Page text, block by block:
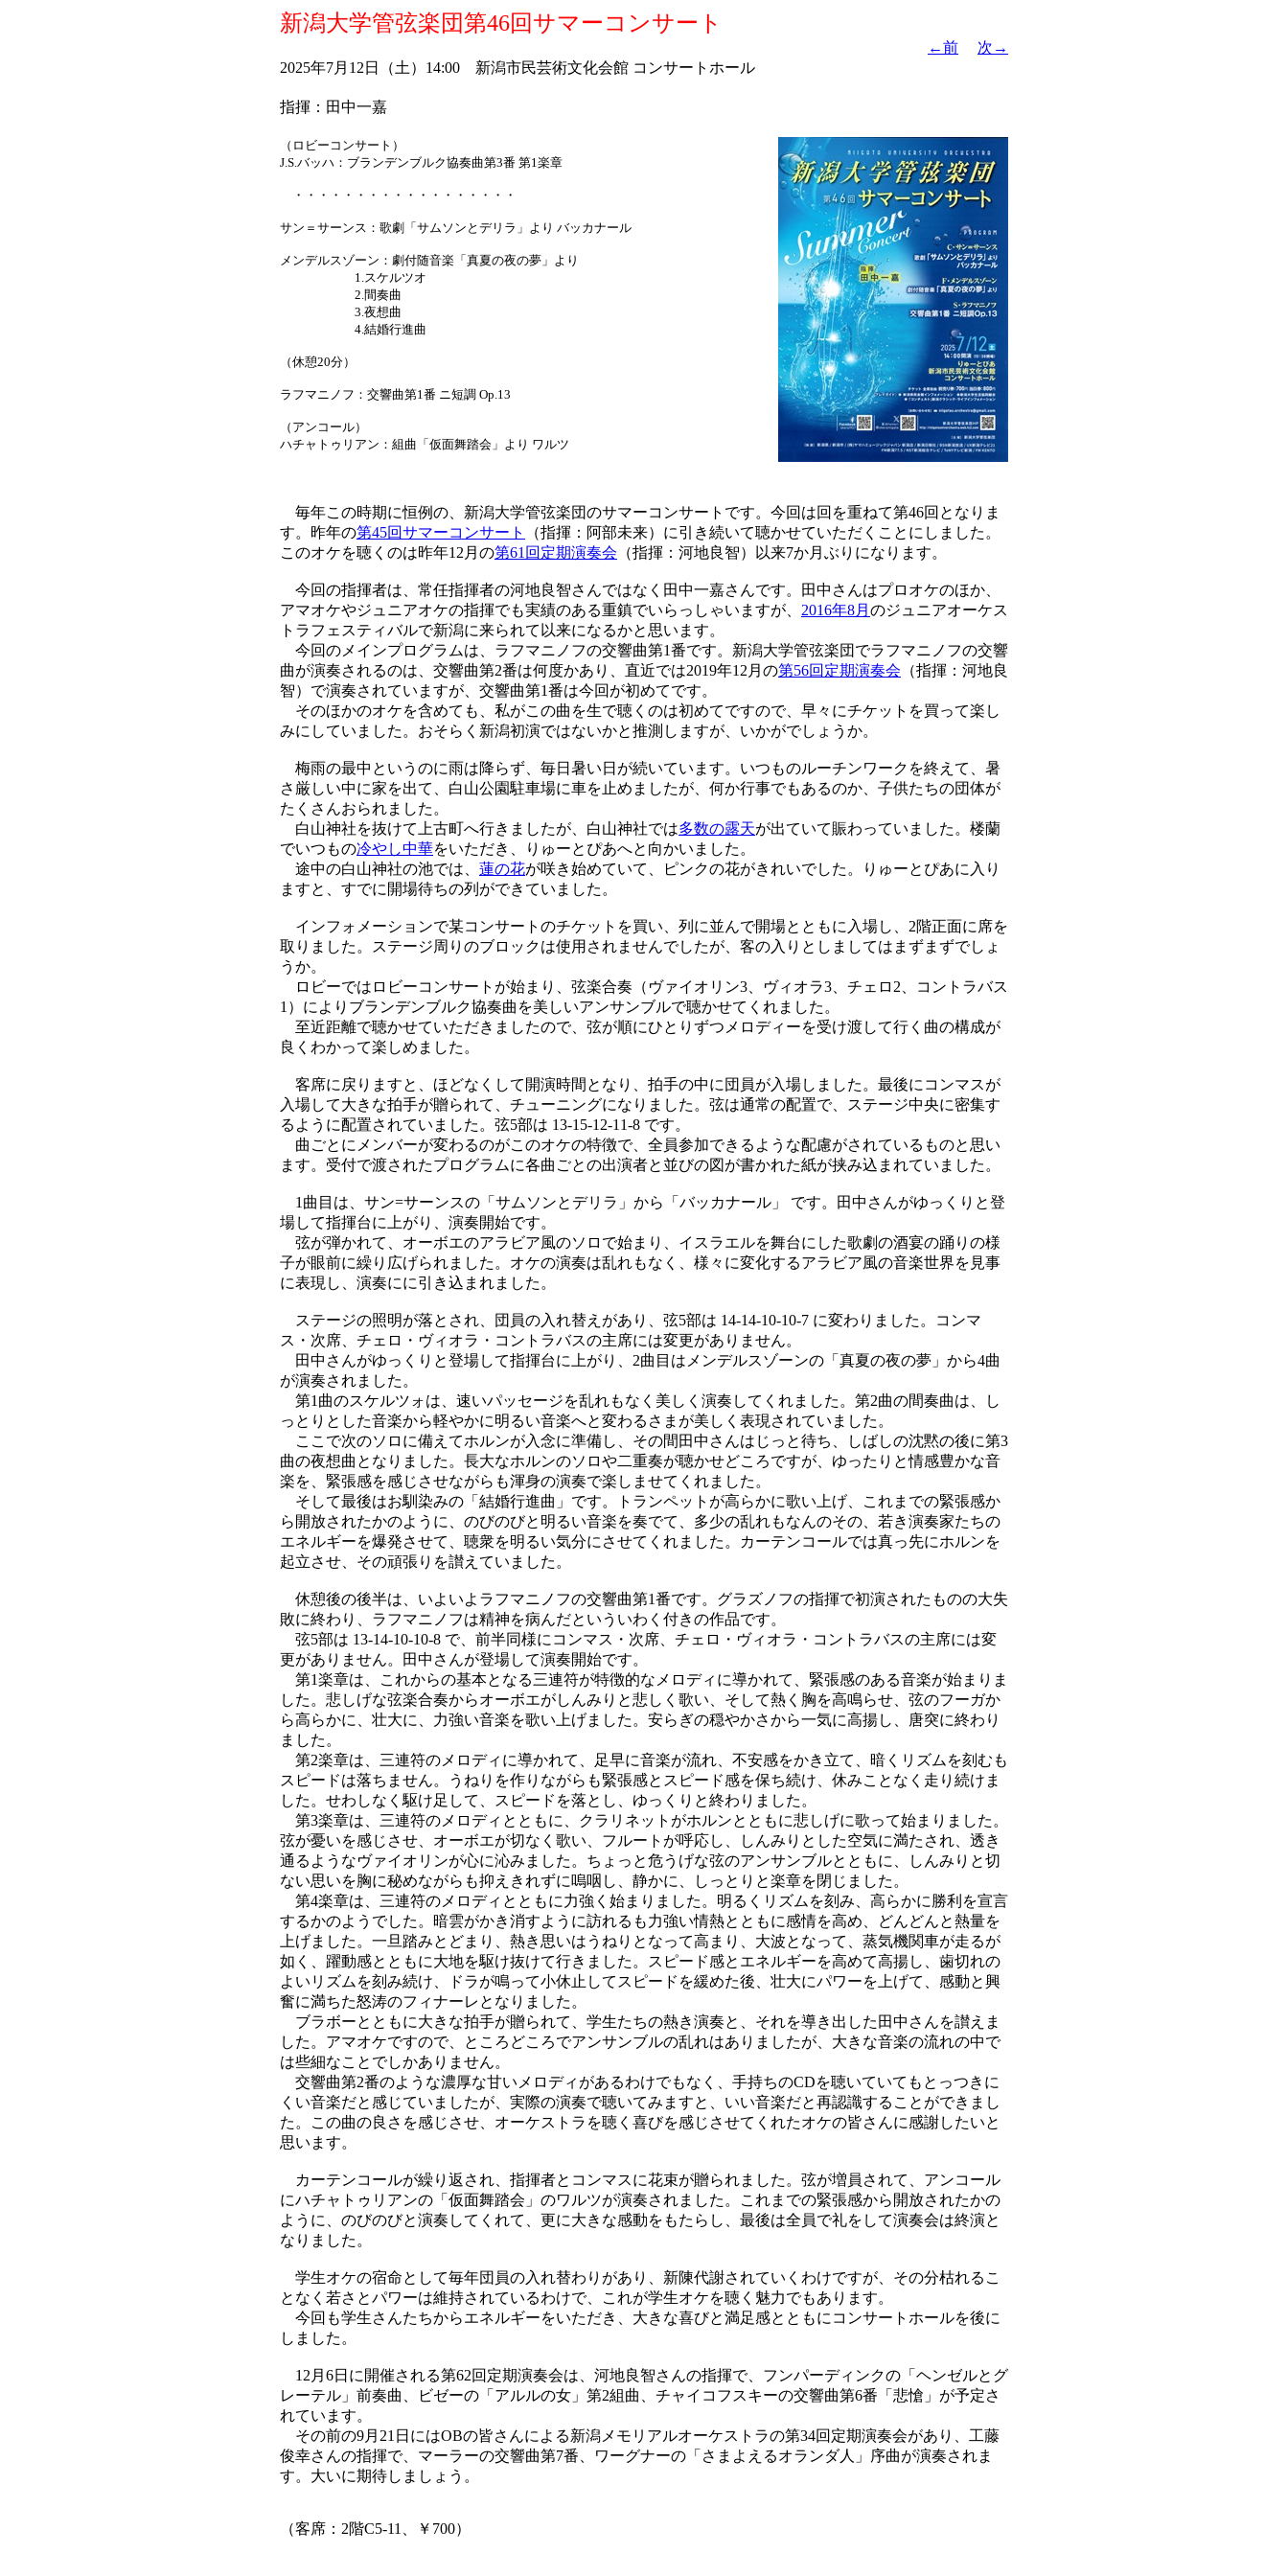
新潟大学管弦楽団第46回サマーコンサート
←前
次→
2025年7月12日（土）14:00 新潟市民芸術文化会館 コンサートホール
指揮：田中一嘉
（ロビーコンサート）
J.S.バッハ：ブランデンブルク協奏曲第3番 第1楽章
・・・・・・・・・・・・・・・・・・
サン＝サーンス：歌劇「サムソンとデリラ」より バッカナール
メンデルスゾーン：劇付随音楽「真夏の夜の夢」より
1.スケルツオ
2.間奏曲
3.夜想曲
4.結婚行進曲
（休憩20分）
ラフマニノフ：交響曲第1番 ニ短調 Op.13
（アンコール）
ハチャトゥリアン：組曲「仮面舞踏会」より ワルツ
毎年この時期に恒例の、新潟大学管弦楽団のサマーコンサートです。今回は回を重ねて第46回となりま
す。昨年の第45回サマーコンサート
（指揮：阿部未来）に引き続いて聴かせていただくことにしました。
このオケを聴くのは昨年12月の第61回定期演奏会 （指揮：河地良智）以来7か月ぶりになります。
今回の指揮者は、常任指揮者の河地良智さんではなく田中一嘉さんです。田中さんはプロオケのほか、
アマオケやジュニアオケの指揮でも実績のある重鎮でいらっしゃいますが、 2016年8月 のジュニアオーケス
トラフェスティバルで新潟に来られて以来になるかと思います。
今回のメインプログラムは、ラフマニノフの交響曲第1番です。新潟大学管弦楽団でラフマニノフの交響
曲が演奏されるのは、交響曲第2番は何度かあり、直近では2019年12月の第56回定期演奏会 （指揮：河地良
智）で演奏されていますが、交響曲第1番は今回が初めてです。
そのほかのオケを含めても、私がこの曲を生で聴くのは初めてですので、早々にチケットを買って楽し
みにしていました。おそらく新潟初演ではないかと推測しますが、いかがでしょうか。
梅雨の最中というのに雨は降らず、毎日暑い日が続いています。いつものルーチンワークを終えて、暑
さ厳しい中に家を出て、白山公園駐車場に車を止めましたが、何か行事でもあるのか、子供たちの団体が
たくさんおられました。
白山神社を抜けて上古町へ行きましたが、白山神社では多数の露天が出ていて賑わっていました。楼蘭
でいつもの冷やし中華をいただき、りゅーとぴあへと向かいました。
途中の白山神社の池では、 蓮の花が咲き始めていて、ピンクの花がきれいでした。りゅーとぴあに入り
ますと、すでに開場待ちの列ができていました。
インフォメーションで某コンサートのチケットを買い、列に並んで開場とともに入場し、2階正面に席を
取りました。ステージ周りのブロックは使用されませんでしたが、客の入りとしましてはまずまずでしょ
うか。
ロビーではロビーコンサートが始まり、弦楽合奏（ヴァイオリン3、ヴィオラ3、チェロ2、コントラバス
1）によりブランデンブルク協奏曲を美しいアンサンブルで聴かせてくれました。
至近距離で聴かせていただきましたので、弦が順にひとりずつメロディーを受け渡して行く曲の構成が
良くわかって楽しめました。
客席に戻りますと、ほどなくして開演時間となり、拍手の中に団員が入場しました。最後にコンマスが
入場して大きな拍手が贈られて、チューニングになりました。弦は通常の配置で、ステージ中央に密集す
るように配置されていました。弦5部は 13-15-12-11-8 です。
曲ごとにメンバーが変わるのがこのオケの特徴で、全員参加できるような配慮がされているものと思い
ます。受付で渡されたプログラムに各曲ごとの出演者と並びの図が書かれた紙が挟み込まれていました。
1曲目は、サン=サーンスの「サムソンとデリラ」から「バッカナール」 です。田中さんがゆっくりと登
場して指揮台に上がり、演奏開始です。
弦が弾かれて、オーボエのアラビア風のソロで始まり、イスラエルを舞台にした歌劇の酒宴の踊りの様
子が眼前に繰り広げられました。オケの演奏は乱れもなく、様々に変化するアラビア風の音楽世界を見事
に表現し、演奏にに引き込まれました。
ステージの照明が落とされ、団員の入れ替えがあり、弦5部は 14-14-10-10-7 に変わりました。コンマ
ス・次席、チェロ・ヴィオラ・コントラバスの主席には変更がありません。
田中さんがゆっくりと登場して指揮台に上がり、2曲目はメンデルスゾーンの「真夏の夜の夢」から4曲
が演奏されました。
第1曲のスケルツォは、速いパッセージを乱れもなく美しく演奏してくれました。第2曲の間奏曲は、し
っとりとした音楽から軽やかに明るい音楽へと変わるさまが美しく表現されていました。
ここで次のソロに備えてホルンが入念に準備し、その間田中さんはじっと待ち、しばしの沈黙の後に第3
曲の夜想曲となりました。長大なホルンのソロや二重奏が聴かせどころですが、ゆったりと情感豊かな音
楽を、緊張感を感じさせながらも渾身の演奏で楽しませてくれました。
そして最後はお馴染みの「結婚行進曲」です。トランペットが高らかに歌い上げ、これまでの緊張感か
ら開放されたかのように、のびのびと明るい音楽を奏でて、多少の乱れもなんのその、若き演奏家たちの
エネルギーを爆発させて、聴衆を明るい気分にさせてくれました。カーテンコールでは真っ先にホルンを
起立させ、その頑張りを讃えていました。
休憩後の後半は、いよいよラフマニノフの交響曲第1番です。グラズノフの指揮で初演されたものの大失
敗に終わり、ラフマニノフは精神を病んだといういわく付きの作品です。
弦5部は 13-14-10-10-8 で、前半同様にコンマス・次席、チェロ・ヴィオラ・コントラバスの主席には変
更がありません。田中さんが登場して演奏開始です。
第1楽章は、これからの基本となる三連符が特徴的なメロディに導かれて、緊張感のある音楽が始まりま
した。悲しげな弦楽合奏からオーボエがしんみりと悲しく歌い、そして熱く胸を高鳴らせ、弦のフーガか
ら高らかに、壮大に、力強い音楽を歌い上げました。安らぎの穏やかさから一気に高揚し、唐突に終わり
ました。
第2楽章は、三連符のメロディに導かれて、足早に音楽が流れ、不安感をかき立て、暗くリズムを刻むも
スピードは落ちません。うねりを作りながらも緊張感とスピード感を保ち続け、休みことなく走り続けま
した。せわしなく駆け足して、スピードを落とし、ゆっくりと終わりました。
第3楽章は、三連符のメロディとともに、クラリネットがホルンとともに悲しげに歌って始まりました。
弦が憂いを感じさせ、オーボエが切なく歌い、フルートが呼応し、しんみりとした空気に満たされ、透き
通るようなヴァイオリンが心に沁みました。ちょっと危うげな弦のアンサンブルとともに、しんみりと切
ない思いを胸に秘めながらも抑えきれずに嗚咽し、静かに、しっとりと楽章を閉じました。
第4楽章は、三連符のメロディとともに力強く始まりました。明るくリズムを刻み、高らかに勝利を宣言
するかのようでした。暗雲がかき消すように訪れるも力強い情熱とともに感情を高め、どんどんと熱量を
上げました。一旦踏みとどまり、熱き思いはうねりとなって高まり、大波となって、蒸気機関車が走るが
如く、躍動感とともに大地を駆け抜けて行きました。スピード感とエネルギーを高めて高揚し、歯切れの
よいリズムを刻み続け、ドラが鳴って小休止してスピードを緩めた後、壮大にパワーを上げて、感動と興
奮に満ちた怒涛のフィナーレとなりました。
ブラボーとともに大きな拍手が贈られて、学生たちの熱き演奏と、それを導き出した田中さんを讃えま
した。アマオケですので、ところどころでアンサンブルの乱れはありましたが、大きな音楽の流れの中で
は些細なことでしかありません。
交響曲第2番のような濃厚な甘いメロディがあるわけでもなく、手持ちのCDを聴いていてもとっつきに
くい音楽だと感じていましたが、実際の演奏で聴いてみますと、いい音楽だと再認識することができまし
た。この曲の良さを感じさせ、オーケストラを聴く喜びを感じさせてくれたオケの皆さんに感謝したいと
思います。
カーテンコールが繰り返され、指揮者とコンマスに花束が贈られました。弦が増員されて、アンコール
にハチャトゥリアンの「仮面舞踏会」のワルツが演奏されました。これまでの緊張感から開放されたかの
ように、のびのびと演奏してくれて、更に大きな感動をもたらし、最後は全員で礼をして演奏会は終演と
なりました。
学生オケの宿命として毎年団員の入れ替わりがあり、新陳代謝されていくわけですが、その分枯れるこ
となく若さとパワーは維持されているわけで、これが学生オケを聴く魅力でもあります。
今回も学生さんたちからエネルギーをいただき、大きな喜びと満足感とともにコンサートホールを後に
しました。
12月6日に開催される第62回定期演奏会は、河地良智さんの指揮で、フンパーディンクの「ヘンゼルとグ
レーテル」前奏曲、ビゼーの「アルルの女」第2組曲、チャイコフスキーの交響曲第6番「悲愴」が予定さ
れています。
その前の9月21日にはOBの皆さんによる新潟メモリアルオーケストラの第34回定期演奏会があり、工藤
俊幸さんの指揮で、マーラーの交響曲第7番、ワーグナーの「さまよえるオランダ人」序曲が演奏されま
す。大いに期待しましょう。
（客席：2階C5-11、￥700）